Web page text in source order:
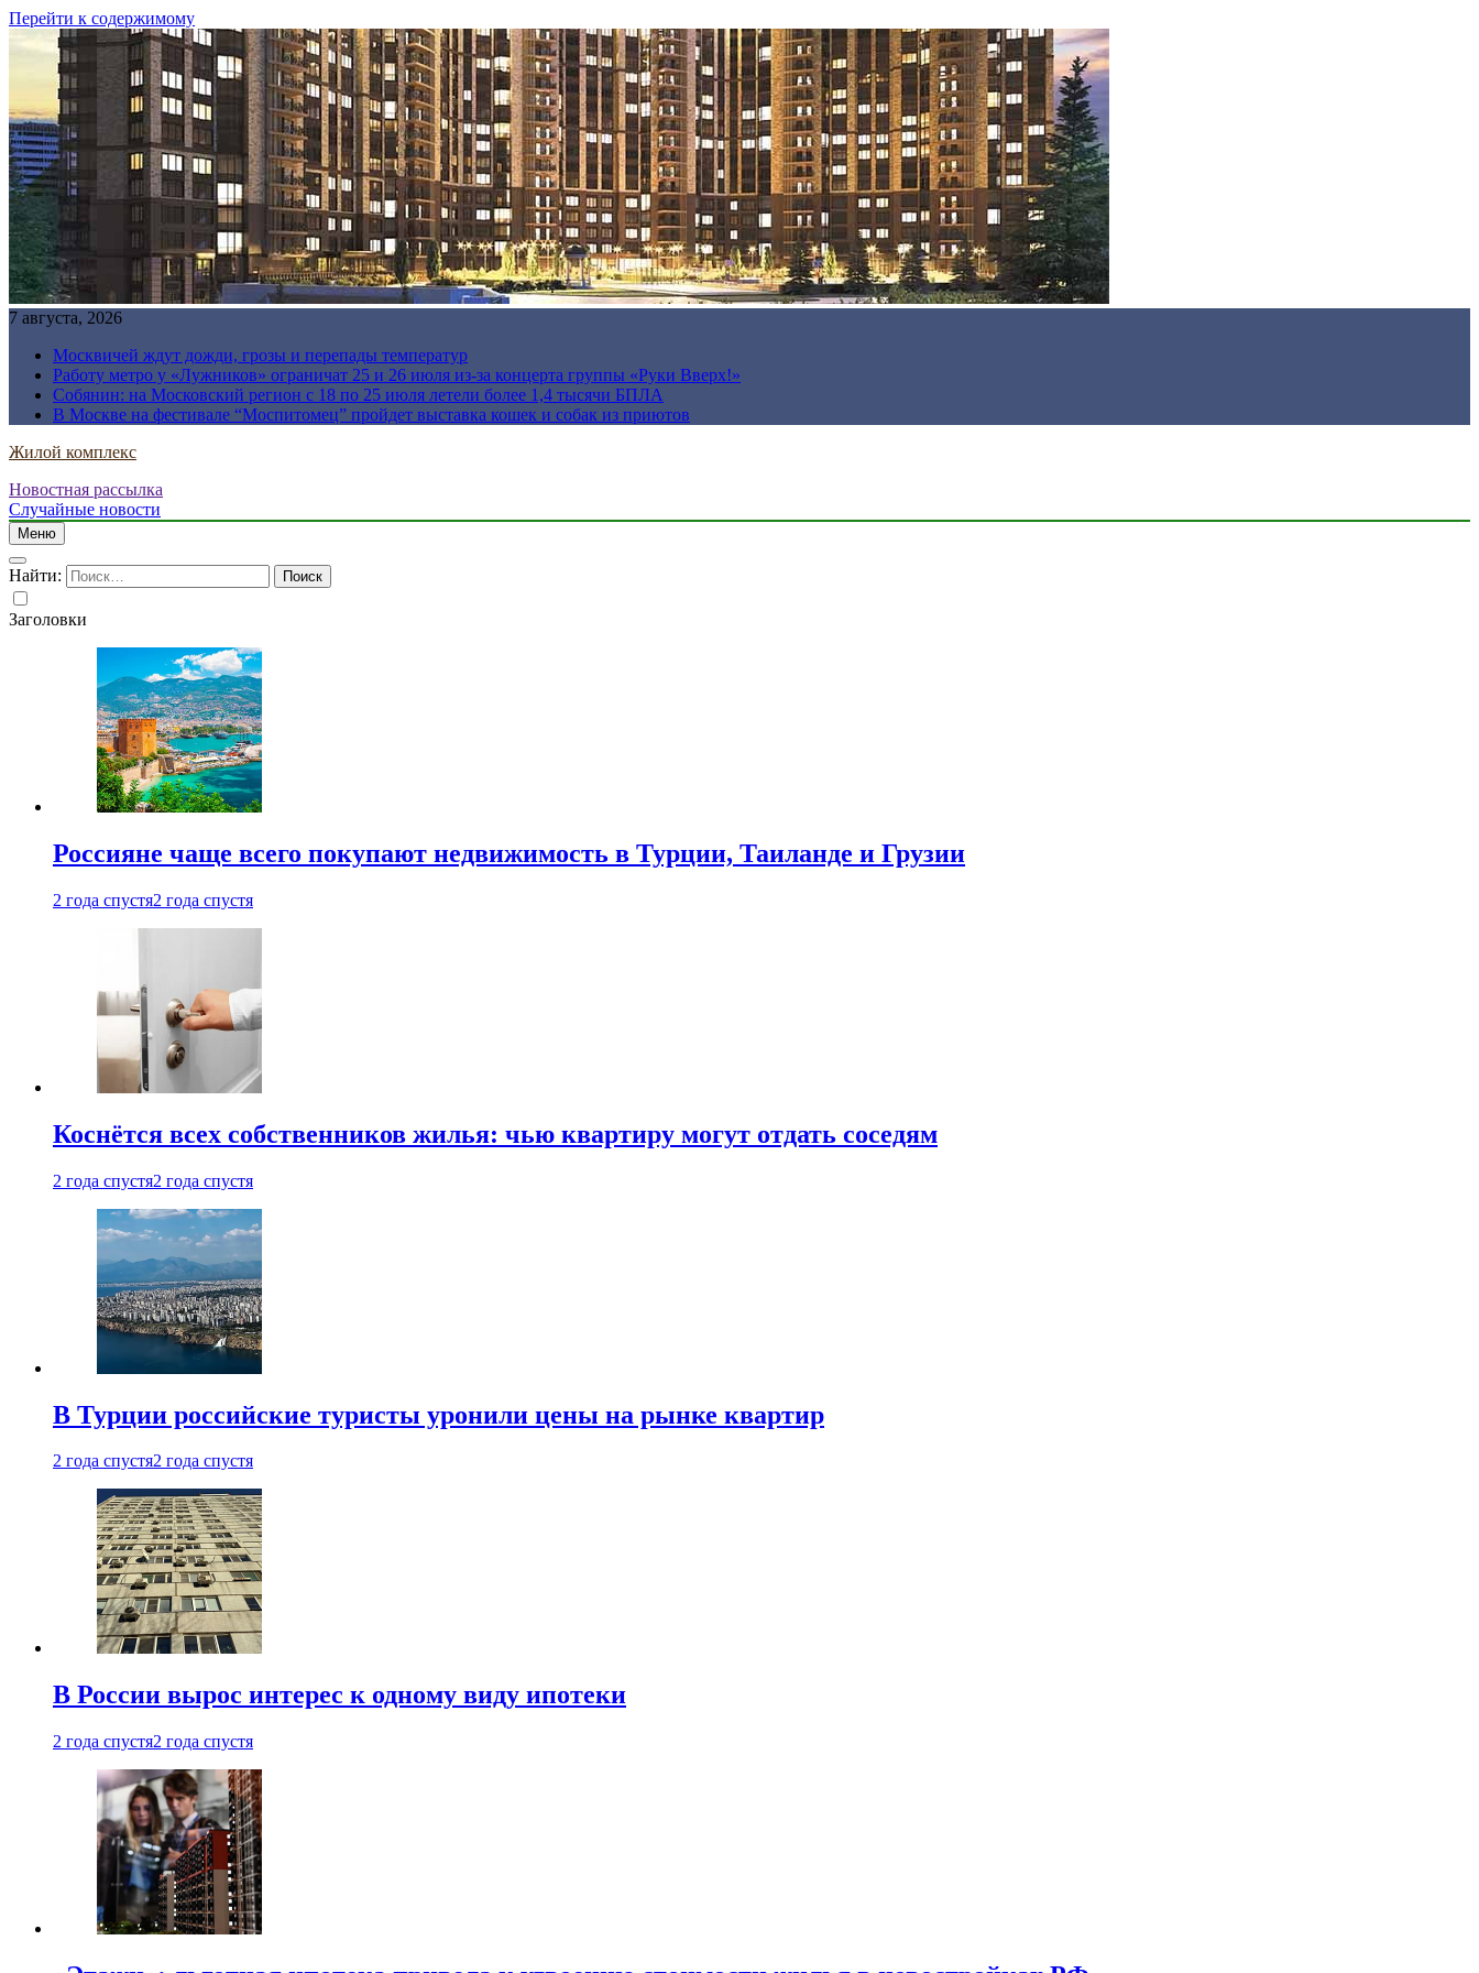
Перейти к содержимому
7 августа, 2026
Москвичей ждут дожди, грозы и перепады температур
Работу метро у «Лужников» ограничат 25 и 26 июля из-за концерта группы «Руки Вверх!»
Собянин: на Московский регион с 18 по 25 июля летели более 1,4 тысячи БПЛА
В Москве на фестивале “Моспитомец” пройдет выставка кошек и собак из приютов
Жилой комплекс
Новостная рассылка
Случайные новости
Меню
Найти:
Заголовки
Россияне чаще всего покупают недвижимость в Турции, Таиланде и Грузии
2 года спустя2 года спустя
Коснётся всех собственников жилья: чью квартиру могут отдать соседям
2 года спустя2 года спустя
В Турции российские туристы уронили цены на рынке квартир
2 года спустя2 года спустя
В России вырос интерес к одному виду ипотеки
2 года спустя2 года спустя